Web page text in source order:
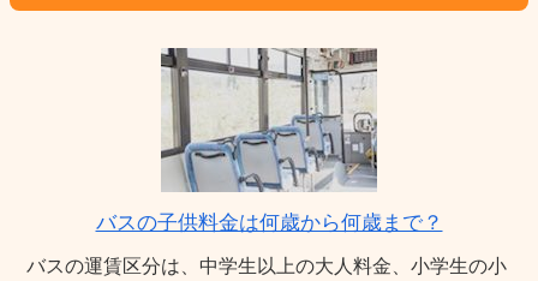
バスの子供料金は何歳から何歳まで？
バスの運賃区分は、中学生以上の大人料金、小学生の小